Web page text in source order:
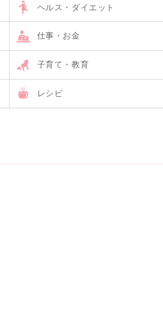
ヘルス・ダイエット
仕事・お金
子育て・教育
レシピ